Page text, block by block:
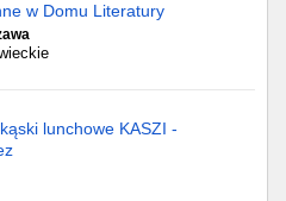
w Domu Literatury
lunchowe KASZI -